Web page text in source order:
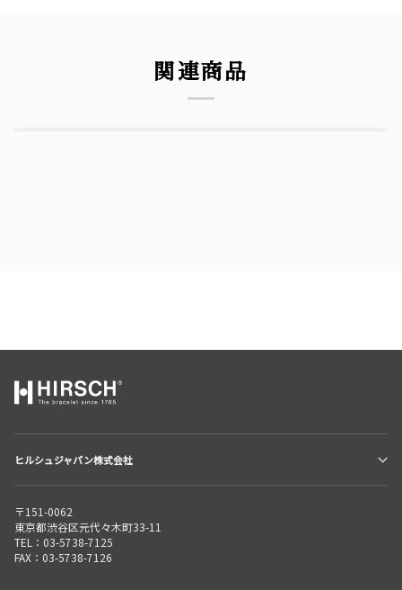
関連商品
ヒルシュジャパン株式会社
〒151-0062
東京都渋谷区元代々木町33-11
TEL：03-5738-7125
FAX：03-5738-7126